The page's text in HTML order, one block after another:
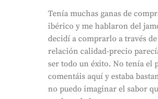
Tenía muchas ganas de
ibérico y me hablaron del
decidí a comprarlo a través
relación calidad-precio
ser todo un éxito. No tenía el
comentáis aquí y estaba
no puedo imaginar el sabor